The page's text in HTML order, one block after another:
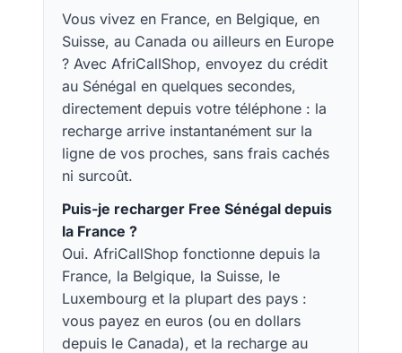
Vous vivez en France, en Belgique, en
Suisse, au Canada ou ailleurs en Europe
? Avec AfriCallShop, envoyez du crédit
au Sénégal en quelques secondes,
directement depuis votre téléphone : la
recharge arrive instantanément sur la
ligne de vos proches, sans frais cachés
ni surcoût.
Puis-je recharger Free Sénégal depuis
la France ?
Oui. AfriCallShop fonctionne depuis la
France, la Belgique, la Suisse, le
Luxembourg et la plupart des pays :
vous payez en euros (ou en dollars
depuis le Canada), et la recharge au